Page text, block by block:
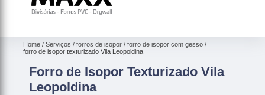
Home Serviços forros de isopor
forro de isopor com gesso
forro de isopor texturizado Vila Leopoldina
Forro de Isopor Texturizado Vila
Leopoldina